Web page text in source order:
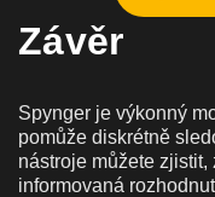
Závěr
Spynger je výkonný
pomůže diskrétně
nástroje můžete
informovaná